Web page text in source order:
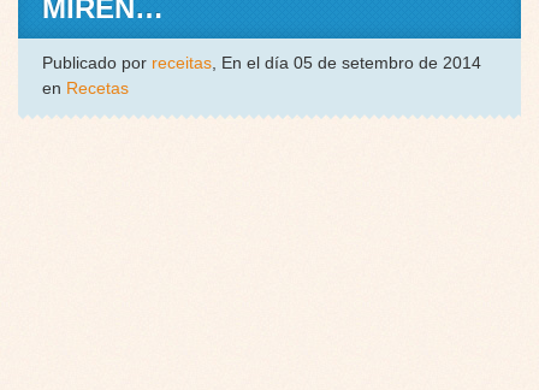
MIREN…
Publicado por receitas, En el día 05 de setembro de 2014
en Recetas